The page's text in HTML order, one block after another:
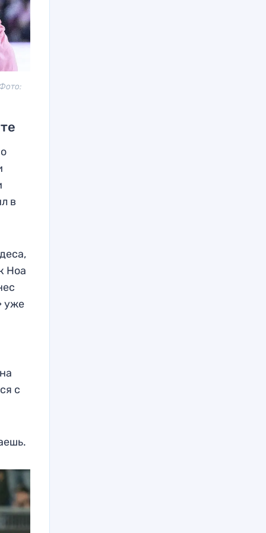
в
Ноа
уже
с